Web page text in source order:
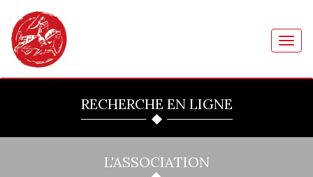
RECHERCHE EN LIGNE
L'ASSOCIATION